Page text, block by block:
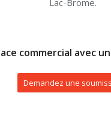
Lac-Brome.
commercial avec
Demandez une